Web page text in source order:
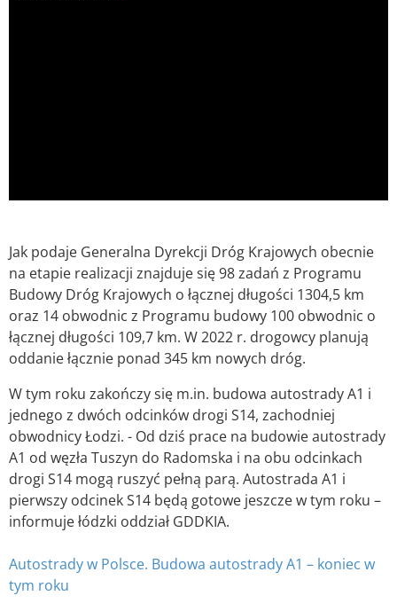
Jak podaje Generalna Dyrekcji Dróg Krajowych obecnie
na etapie realizacji znajduje się 98 zadań z Programu
Budowy Dróg Krajowych o łącznej długości 1304,5 km
oraz 14 obwodnic z Programu budowy 100 obwodnic o
łącznej długości 109,7 km. W 2022 r. drogowcy planują
oddanie łącznie ponad 345 km nowych dróg.
W tym roku zakończy się m.in. budowa autostrady A1 i
jednego z dwóch odcinków drogi S14, zachodniej
obwodnicy Łodzi. - Od dziś prace na budowie autostrady
A1 od węzła Tuszyn do Radomska i na obu odcinkach
drogi S14 mogą ruszyć pełną parą. Autostrada A1 i
pierwszy odcinek S14 będą gotowe jeszcze w tym roku –
informuje łódzki oddział GDDKIA.
Autostrady w Polsce. Budowa autostrady A1 – koniec w
tym roku